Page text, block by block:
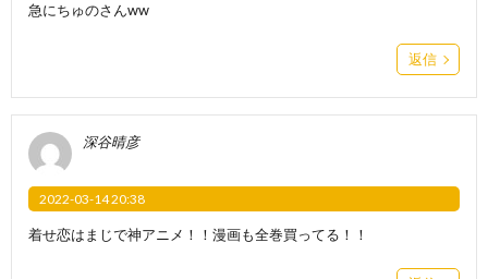
急にちゅのさんww
返信
深谷晴彦
2022-03-14 20:38
着せ恋はまじで神アニメ！！漫画も全巻買ってる！！